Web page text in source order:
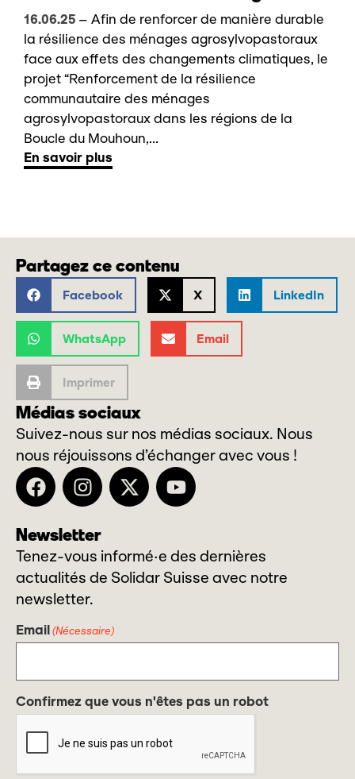
16.06.25 – Afin de renforcer de manière durable
la résilience des ménages agrosylvopastoraux
face aux effets des changements climatiques, le
projet “Renforcement de la résilience
communautaire des ménages
agrosylvopastoraux dans les régions de la
Boucle du Mouhoun,...
En savoir plus
Partagez ce contenu
Facebook X LinkedIn
WhatsApp Email
Imprimer
Médias sociaux
Suivez-nous sur nos médias sociaux. Nous
nous réjouissons d’échanger avec vous !
Newsletter
Tenez-vous informé·e des dernières
actualités de Solidar Suisse avec notre
newsletter.
Email(Nécessaire)
Confirmez que vous n'êtes pas un robot